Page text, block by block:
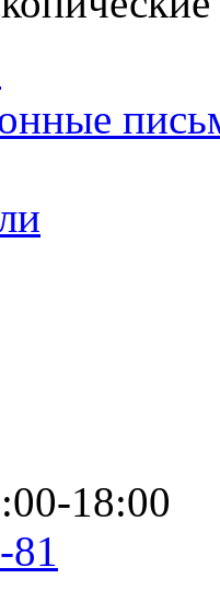
18:00
81